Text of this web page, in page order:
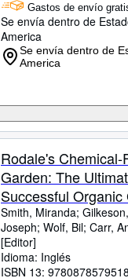
Gastos de envío
Se envía dentro de
America
Se envía dentro de
America
Rodale's Chemical-
Garden: The
Successful Organic
Smith, Miranda;
Joseph; Wolf, Bil; Carr,
[Editor]
Idioma: Inglés
ISBN 13: 9780878579518